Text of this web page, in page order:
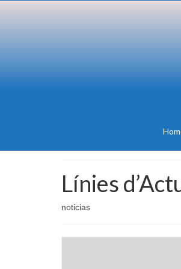
Línies
noticias